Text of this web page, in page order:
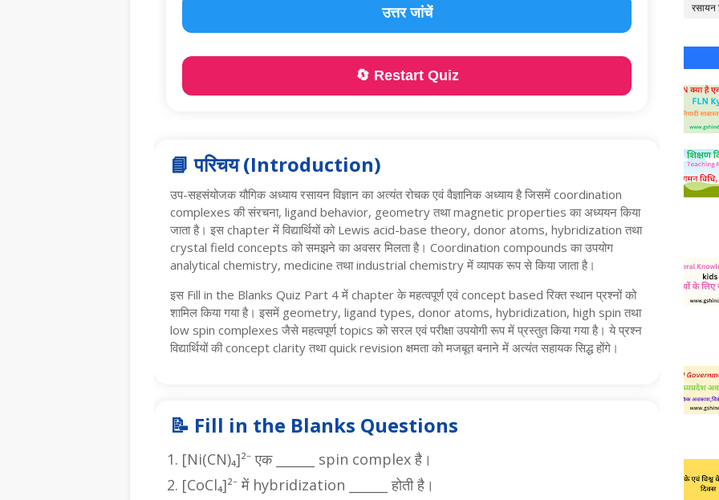
उत्तर जांचें
🔄 Restart Quiz
📘 परिचय (Introduction)
उप-सहसंयोजक यौगिक अध्याय रसायन विज्ञान का अत्यंत रोचक एवं वैज्ञानिक अध्याय है जिसमें coordination
complexes की संरचना, ligand behavior, geometry तथा magnetic properties का अध्ययन किया
जाता है। इस chapter में विद्यार्थियों को Lewis acid-base theory, donor atoms, hybridization तथा
crystal field concepts को समझने का अवसर मिलता है। Coordination compounds का उपयोग
analytical chemistry, medicine तथा industrial chemistry में व्यापक रूप से किया जाता है।
इस Fill in the Blanks Quiz Part 4 में chapter के महत्वपूर्ण एवं concept based रिक्त स्थान प्रश्नों को
शामिल किया गया है। इसमें geometry, ligand types, donor atoms, hybridization, high spin तथा
low spin complexes जैसे महत्वपूर्ण topics को सरल एवं परीक्षा उपयोगी रूप में प्रस्तुत किया गया है। ये प्रश्न
विद्यार्थियों की concept clarity तथा quick revision क्षमता को मजबूत बनाने में अत्यंत सहायक सिद्ध होंगे।
📝 Fill in the Blanks Questions
[Ni(CN)₄]²⁻ एक ______ spin complex है।
[CoCl₄]²⁻ में hybridization ______ होती है।
रसायन